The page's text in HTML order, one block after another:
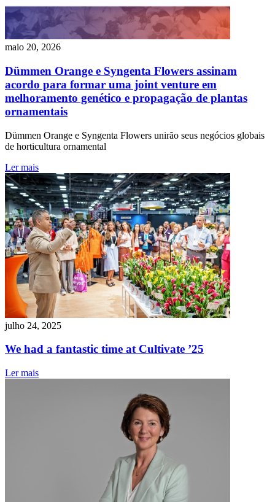
maio 20, 2026
Dümmen Orange e Syngenta Flowers assinam
acordo para formar uma joint venture em
melhoramento genético e propagação de plantas
ornamentais
Dümmen Orange e Syngenta Flowers unirão seus negócios globais
de horticultura ornamental
Ler mais
julho 24, 2025
We had a fantastic time at Cultivate ’25
Ler mais